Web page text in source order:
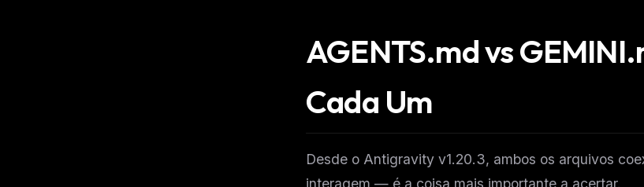
AGENTS.md vs
Cada Um
Desde o Antigravity v1.20.3, ambos os arquivos
interagem — é a coisa mais importante a acertar.